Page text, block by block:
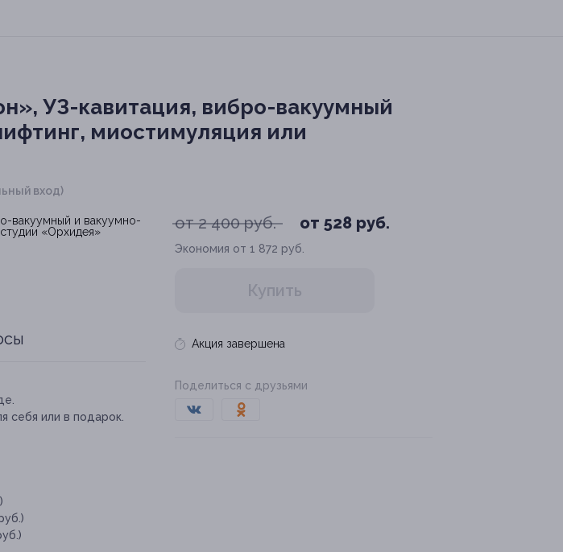
УЗ-кавитация, вибро-вакуумный
миостимуляция или
вход)
от 2 400 руб. от 528 руб.
Экономия от 1 872 руб.
Купить
Акция завершена
Поделиться с друзьями
себя или в подарок.